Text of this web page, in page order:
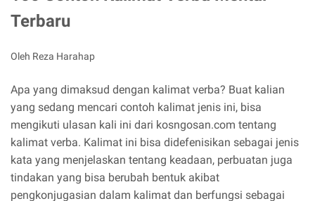
Terbaru
Oleh Reza Harahap
Apa yang dimaksud dengan kalimat verba? Buat kalian
yang sedang mencari contoh kalimat jenis ini, bisa
mengikuti ulasan kali ini dari kosngosan.com tentang
kalimat verba. Kalimat ini bisa didefenisikan sebagai jenis
kata yang menjelaskan tentang keadaan, perbuatan juga
tindakan yang bisa berubah bentuk akibat
pengkonjugasian dalam kalimat dan berfungsi sebagai